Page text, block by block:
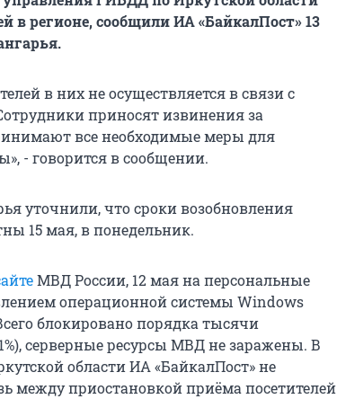
в регионе, сообщили ИА «БайкалПост» 13
в них не осуществляется в связи с
приносят извинения за
все необходимые меры для
- говорится в сообщении.
уточнили, что сроки возобновления
15 мая, в понедельник.
МВД России, 12 мая на персональные
операционной системы Windows
блокировано порядка тысячи
серверные ресурсы МВД не заражены. В
области ИА «БайкалПост» не
между приостановкой приёма посетителей